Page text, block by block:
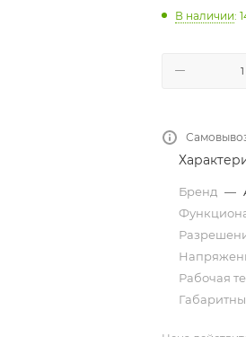
В наличии:
Бренд —
Рабочая